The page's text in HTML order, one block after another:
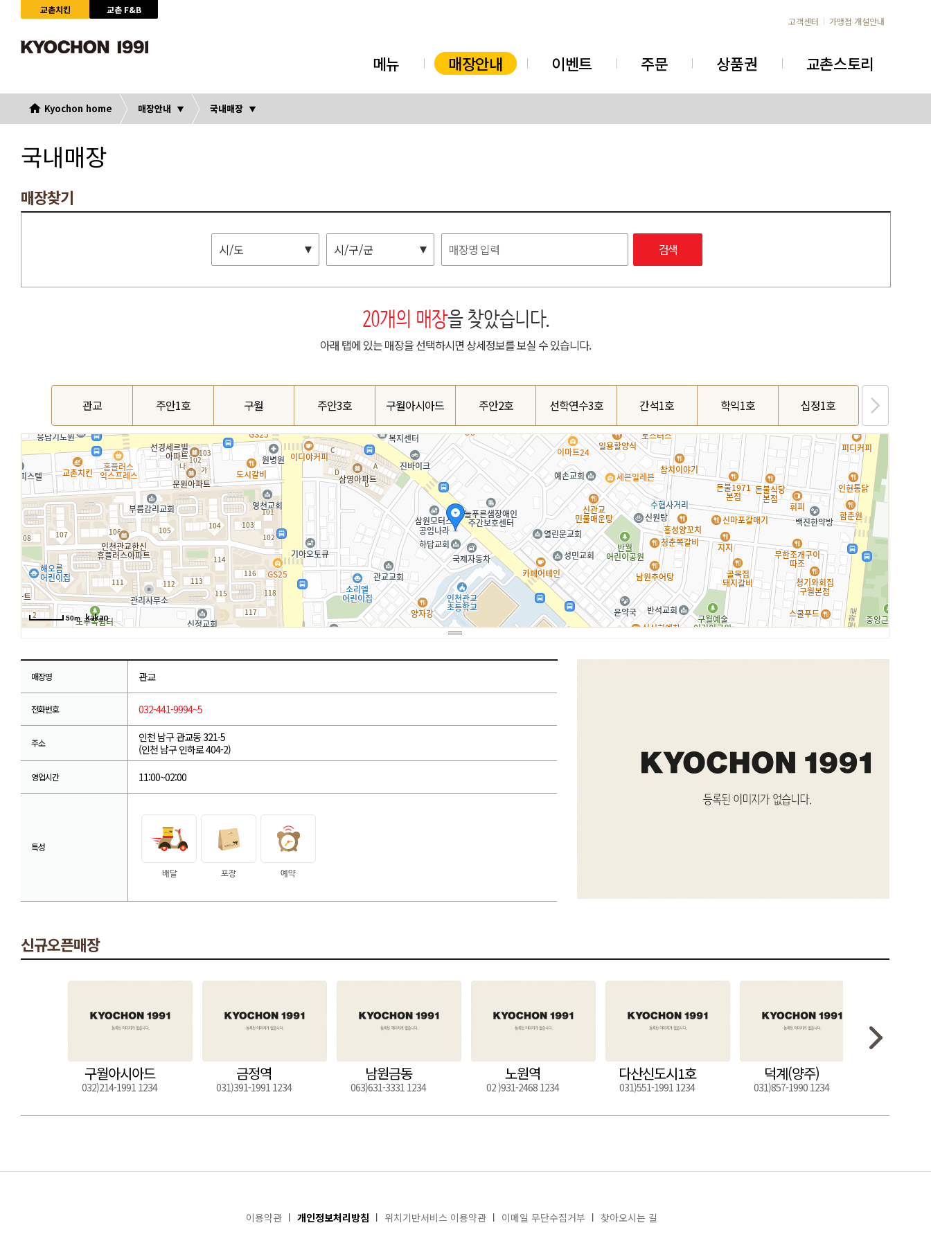
교촌치킨
교촌 F&B
고객센터
가맹점 개설안내
메뉴 매장안내 이벤트 주문 상품권 교촌스토리
Kyochon home 매장안내 국내매장
국내매장
매장찾기
시/도 시/구/군 검색
20개의 매장을 찾았습니다.
아래 탭에 있는 매장을 선택하시면 상세정보를 보실 수 있습니다.
관교 주안1호 구월 주안3호 구월아시아드 주안2호 선학연수3호 간석1호 학익1호 십정1호
50m
매장명 관교
전화번호 032-441-9994~5
주소
인천 남구 관교동 321-5
(인천 남구 인하로 404-2)
영업시간 11:00~02:00
특성
신규오픈매장
구월아시아드
032)214-1991 1234
금정역
031)391-1991 1234
남원금동
063)631-3331 1234
노원역
02 )931-2468 1234
다산신도시1호
031)551-1991 1234
덕계(양주)
031)857-1990 1234
이용약관 개인정보처리방침 위치기반서비스 이용약관 이메일 무단수집거부 찾아오시는 길